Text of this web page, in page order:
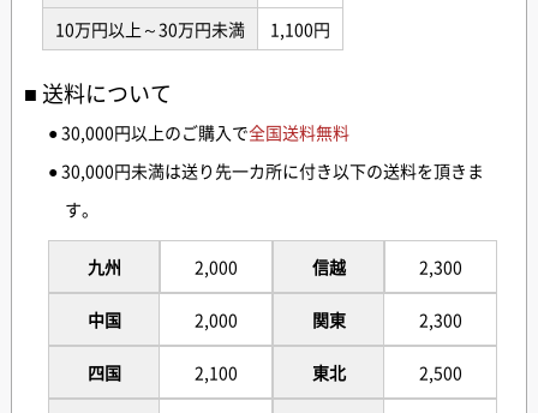
10万円以上～30万円未満
1,100円
送料について
● 30,000円以上のご購入で全国送料無料
● 30,000円未満は送り先一カ所に付き以下の送料を頂きま
す。
九州
中国
四国
2,000
2,000
2,100
信越
関東
東北
2,300
2,300
2,500